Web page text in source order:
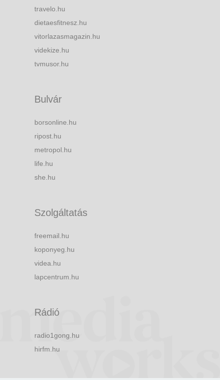
travelo.hu
dietaesfitnesz.hu
vitorlazasmagazin.hu
videkize.hu
tvmusor.hu
Bulvár
borsonline.hu
ripost.hu
metropol.hu
life.hu
she.hu
Szolgáltatás
freemail.hu
koponyeg.hu
videa.hu
lapcentrum.hu
Rádió
radio1gong.hu
hirfm.hu